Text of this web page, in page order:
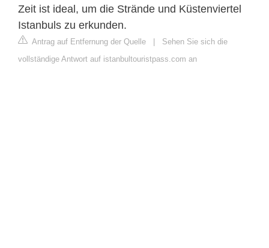
Zeit ist ideal, um die Strände und Küstenviertel
Istanbuls zu erkunden.
Antrag auf Entfernung der Quelle | Sehen Sie sich die
vollständige Antwort auf istanbultouristpass.com an